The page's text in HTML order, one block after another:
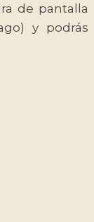
de pantalla
y podrás